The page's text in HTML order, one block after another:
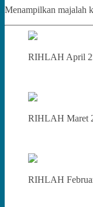
Menampilkan majalah
RIHLAH April
RIHLAH Maret
RIHLAH